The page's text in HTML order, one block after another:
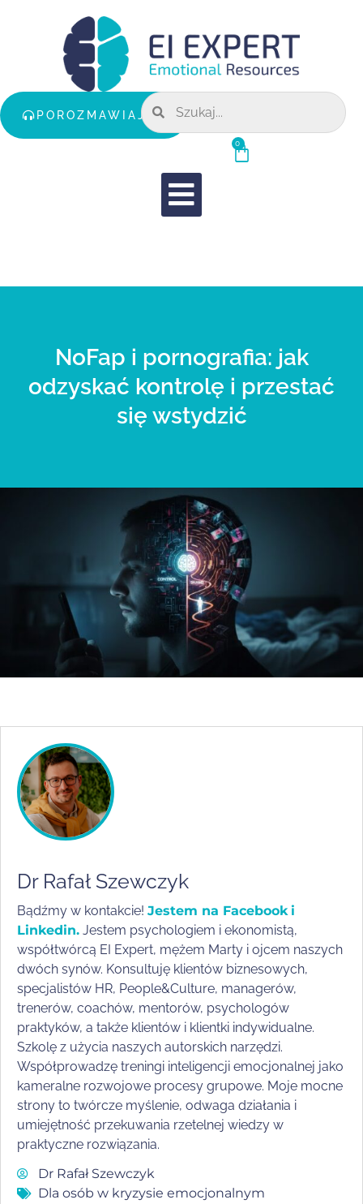
POROZMAWIAJMY
0
NoFap i pornografia: jak
odzyskać kontrolę i przestać
się wstydzić
Dr Rafał Szewczyk
Bądźmy w kontakcie! Jestem na Facebook i
Linkedin. Jestem psychologiem i ekonomistą,
współtwórcą EI Expert, mężem Marty i ojcem naszych
dwóch synów. Konsultuję klientów biznesowych,
specjalistów HR, People&Culture, managerów,
trenerów, coachów, mentorów, psychologów
praktyków, a także klientów i klientki indywidualne.
Szkolę z użycia naszych autorskich narzędzi.
Współprowadzę treningi inteligencji emocjonalnej jako
kameralne rozwojowe procesy grupowe. Moje mocne
strony to twórcze myślenie, odwaga działania i
umiejętność przekuwania rzetelnej wiedzy w
praktyczne rozwiązania.
Dr Rafał Szewczyk
Dla osób w kryzysie emocjonalnym